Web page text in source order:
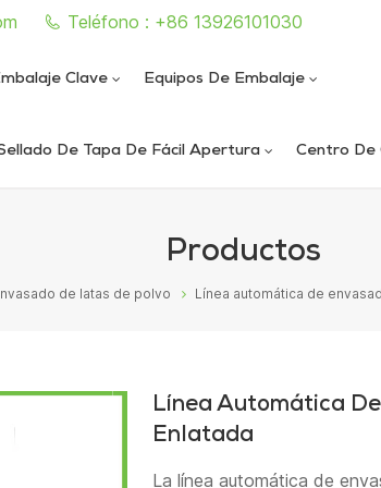
Teléfono : +86 13926101030
Clave Equipos De Embalaje
De Tapa De Fácil Apertura Centro De
Productos
de latas de polvo Línea automática de
Línea Automática
Enlatada
La línea automática de